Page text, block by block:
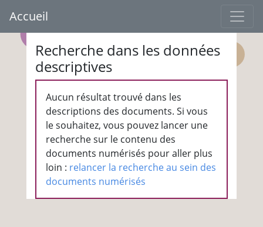
Accueil
Recherche dans les données
descriptives
Aucun résultat trouvé dans les
descriptions des documents. Si vous
le souhaitez, vous pouvez lancer une
recherche sur le contenu des
documents numérisés pour aller plus
loin : relancer la recherche au sein des
documents numérisés